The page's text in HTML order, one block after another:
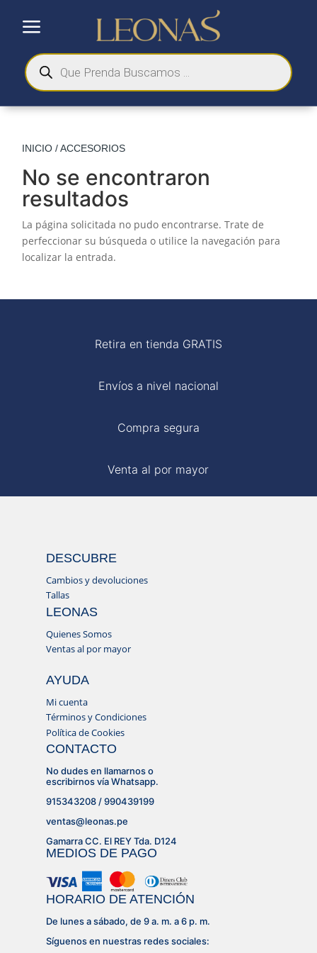
a
Búsqueda
de
productos
INICIO / ACCESORIOS
No se encontraron
resultados
La página solicitada no pudo encontrarse. Trate de
perfeccionar su búsqueda o utilice la navegación para
localizar la entrada.
Retira en tienda GRATIS
Envíos a nivel nacional
Compra segura
Venta al por mayor
DESCUBRE
Cambios y devoluciones
Tallas
LEONAS
Quienes Somos
Ventas al por mayor
AYUDA
Mi cuenta
Términos y Condiciones
Política de Cookies
CONTACTO
No dudes en llamarnos o
escribirnos vía Whatsapp.
915343208 / 990439199
ventas@leonas.pe
Gamarra CC. El REY Tda. D124
MEDIOS DE PAGO
HORARIO DE ATENCIÓN
De lunes a sábado, de 9 a. m. a 6 p. m.
Síguenos en nuestras redes sociales: